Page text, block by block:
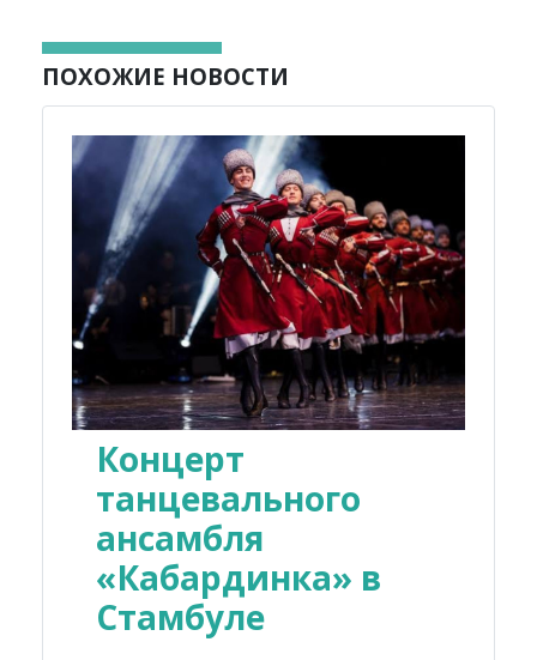
ПОХОЖИЕ НОВОСТИ
Концерт
танцевального
ансамбля
«Кабардинка» в
Стамбуле